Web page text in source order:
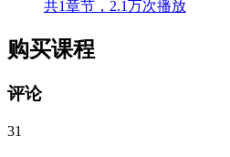
共1章节，2.1万次播放
购买课程
评论
31